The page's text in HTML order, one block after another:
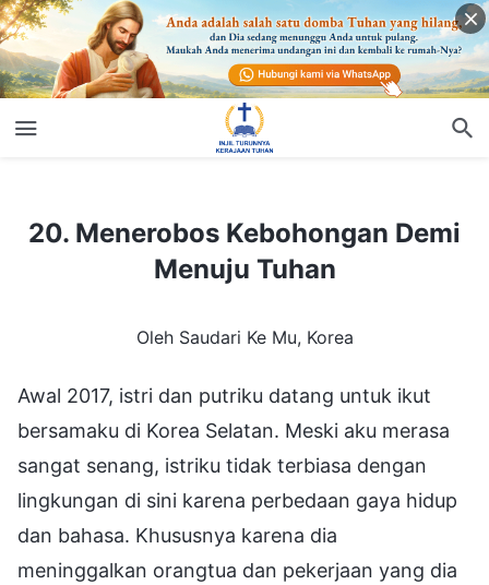
20. Menerobos Kebohongan Demi Menuju Tuhan
20. Menerobos Kebohongan Demi
Menuju Tuhan
Oleh Saudari Ke Mu, Korea
Awal 2017, istri dan putriku datang untuk ikut
bersamaku di Korea Selatan. Meski aku merasa
sangat senang, istriku tidak terbiasa dengan
lingkungan di sini karena perbedaan gaya hidup
dan bahasa. Khususnya karena dia
meninggalkan orangtua dan pekerjaan yang dia